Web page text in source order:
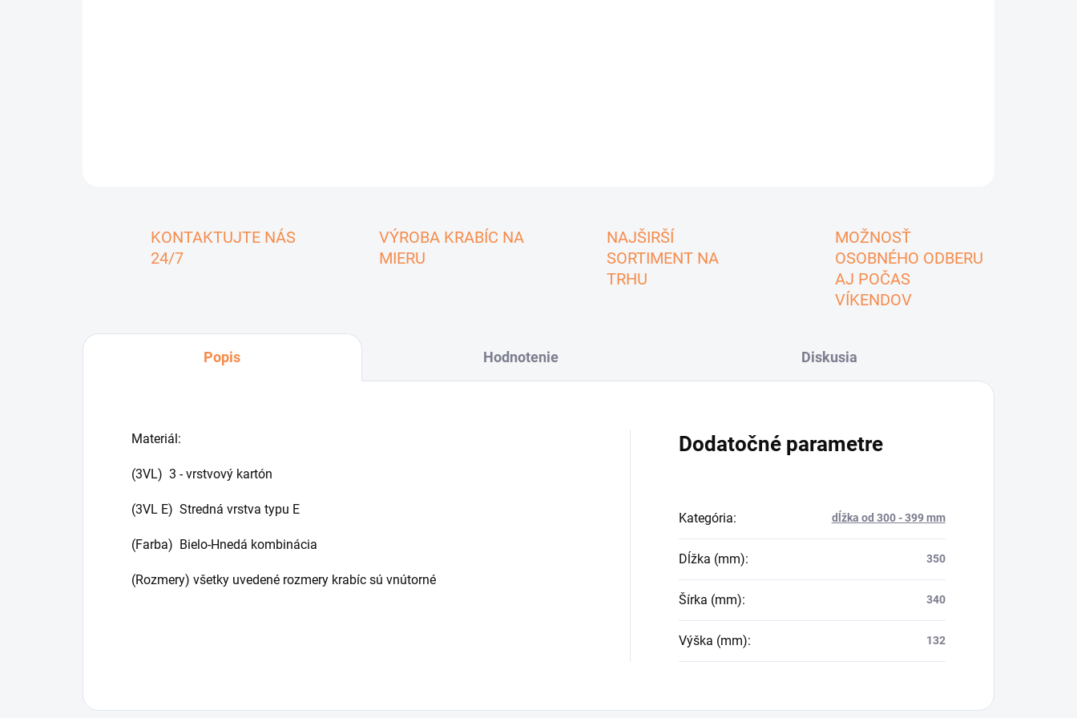
KONTAKTUJTE NÁS
24/7
VÝROBA KRABÍC NA
MIERU
NAJŠIRŠÍ
SORTIMENT NA
TRHU
MOŽNOSŤ
OSOBNÉHO ODBERU
AJ POČAS
VÍKENDOV
Popis Hodnotenie Diskusia
Materiál:
(3VL) 3 - vrstvový kartón
(3VL E) Stredná vrstva typu E
(Farba) Bielo-Hnedá kombinácia
(Rozmery) všetky uvedené rozmery krabíc sú vnútorné
Dodatočné parametre
Kategória: dĺžka od 300 - 399 mm
Dĺžka (mm): 350
Šírka (mm): 340
Výška (mm): 132